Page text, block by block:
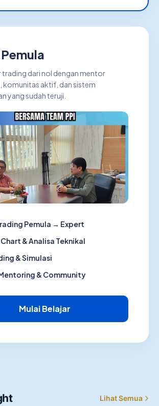
trading dari nol dengan mentor
komunitas aktif, dan sistem
yang sudah teruji.
Pemula → Expert
& Analisa Teknikal
& Simulasi
& Community
Mulai Belajar
Lihat Semua